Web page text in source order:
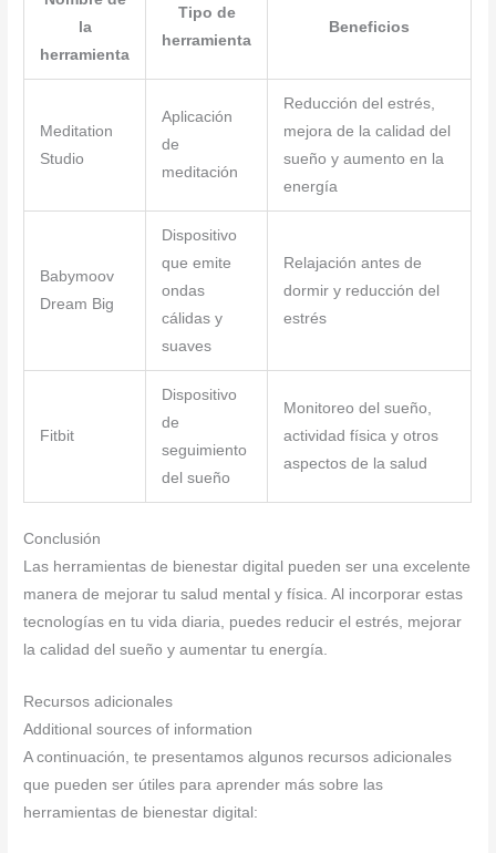
la
herramienta
Tipo de
herramienta
Beneficios
Meditation
Studio
Aplicación
de
meditación
Reducción del estrés,
mejora de la calidad del
sueño y aumento en la
energía
Babymoov
Dream Big
Dispositivo
que emite
ondas
cálidas y
suaves
Relajación antes de
dormir y reducción del
estrés
Fitbit
Dispositivo
de
seguimiento
del sueño
Monitoreo del sueño,
actividad física y otros
aspectos de la salud
Conclusión
Las herramientas de bienestar digital pueden ser una excelente
manera de mejorar tu salud mental y física. Al incorporar estas
tecnologías en tu vida diaria, puedes reducir el estrés, mejorar
la calidad del sueño y aumentar tu energía.
Recursos adicionales
Additional sources of information
A continuación, te presentamos algunos recursos adicionales
que pueden ser útiles para aprender más sobre las
herramientas de bienestar digital: